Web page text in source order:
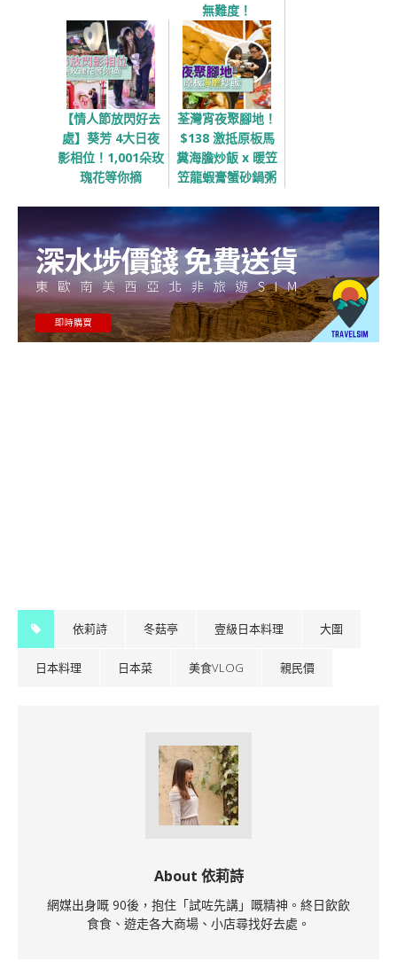
無難度！
【情人節放閃好去
處】葵芳 4大日夜
影相位！1,001朵玫
瑰花等你摘
荃灣宵夜聚腳地！
$138 激抵原板馬
糞海膽炒飯 x 暖笠
笠龍蝦膏蟹砂鍋粥
依莉詩 冬菇亭 壹級日本料理 大圍
日本料理 日本菜 美食VLOG 親民價
About 依莉詩
網媒出身嘅 90後，抱住「試咗先講」嘅精神。終日飲飲
食食、遊走各大商場、小店尋找好去處。